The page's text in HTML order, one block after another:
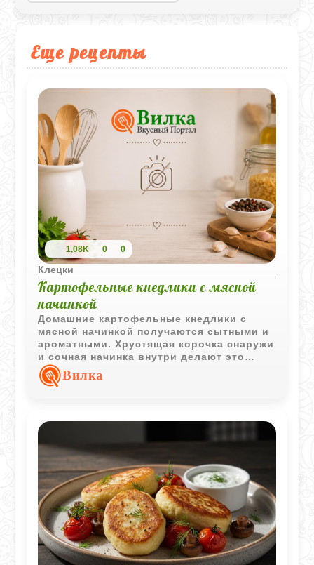
Еще рецепты
1,08K 0 0
Клецки
Картофельные кнедлики с мясной
начинкой
Домашние картофельные кнедлики с
мясной начинкой получаются сытными и
ароматными. Хрустящая корочка снаружи
и сочная начинка внутри делают это
блюдо отличным вариантом для
семейного обеда.
Вилка